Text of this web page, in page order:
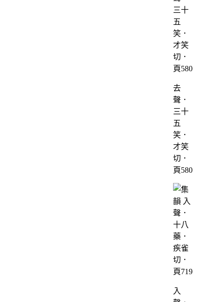
去
聲．
三十
五
笑．
才笑
切．
頁580
入